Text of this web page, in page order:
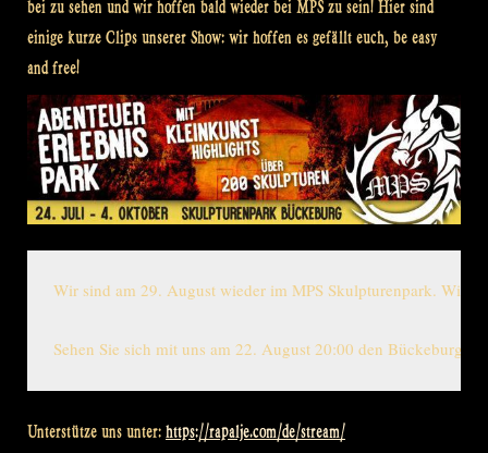
bei zu sehen und wir hoffen bald wieder bei MPS zu sein! Hier sind
einige kurze Clips unserer Show: wir hoffen es gefällt euch, be easy
and free!
Wir sind am 29. August wieder im MPS Skulpturenpark. Wir
Sehen Sie sich mit uns am 22. August 20:00 den Bückeburg
Unterstütze uns unter: https://rapalje.com/de/stream/